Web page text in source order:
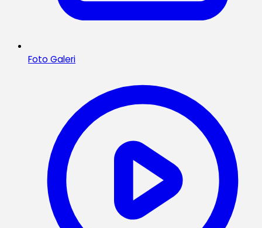
Foto Galeri